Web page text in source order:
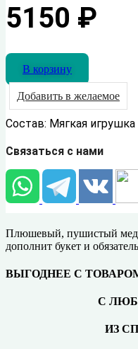
5150 ₽
В корзину
Добавить в желаемое
Состав: Мягкая
Связаться с нами
Плюшевый, пушистый
дополнит букет и
ВЫГОДНЕЕ С
С
ИЗ